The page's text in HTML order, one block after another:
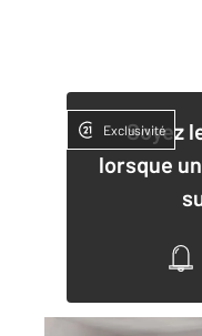
Soyez
lorsque
Exclusivité